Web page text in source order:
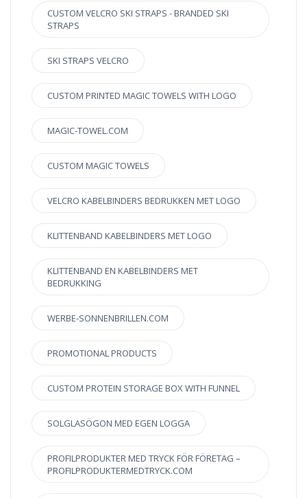
CUSTOM VELCRO SKI STRAPS - BRANDED SKI
STRAPS
SKI STRAPS VELCRO
CUSTOM PRINTED MAGIC TOWELS WITH LOGO
MAGIC-TOWEL.COM
CUSTOM MAGIC TOWELS
VELCRO KABELBINDERS BEDRUKKEN MET LOGO
KLITTENBAND KABELBINDERS MET LOGO
KLITTENBAND EN KABELBINDERS MET
BEDRUKKING
WERBE-SONNENBRILLEN.COM
PROMOTIONAL PRODUCTS
CUSTOM PROTEIN STORAGE BOX WITH FUNNEL
SOLGLASÖGON MED EGEN LOGGA
PROFILPRODUKTER MED TRYCK FÖR FÖRETAG –
PROFILPRODUKTERMEDTRYCK.COM